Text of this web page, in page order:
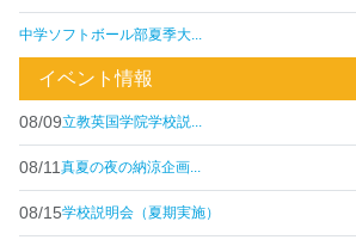
中学ソフトボール部夏季大...
イベント情報
08/09立教英国学院学校説...
08/11 真夏の夜の納涼企画...
08/15学校説明会（夏期実施）